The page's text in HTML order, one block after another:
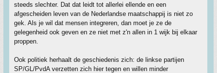
steeds slechter. Dat dat leidt tot allerlei ellende en een
afgescheiden leven van de Nederlandse maatschappij is niet zo
gek. Als je wil dat mensen integreren, dan moet je ze de
gelegenheid ook geven en ze niet met z'n allen in 1 wijk bij elkaar
proppen.
Ook politiek herhaalt de geschiedenis zich: de linkse partijen
SP/GL/PvdA verzetten zich hier tegen en willen minder